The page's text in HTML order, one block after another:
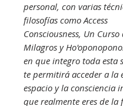
personal, con varias
filosofías como Access
Consciousness, Un Curso
Milagros y
en que integro toda esta
te permitirá acceder a la
espacio y la consciencia
que realmente eres de la